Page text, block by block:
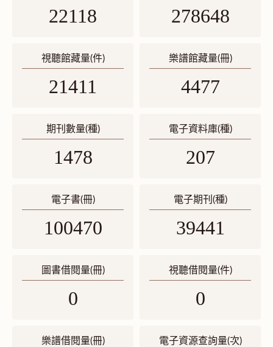
22118 278648
視聽館藏量(件)
21411
樂譜館藏量(冊)
4477
期刊數量(種)
1478
電子資料庫(種)
207
電子書(冊)
100470
電子期刊(種)
39441
圖書借閱量(冊)
0
視聽借閱量(件)
0
樂譜借閱量(冊) 電子資源查詢量(次)